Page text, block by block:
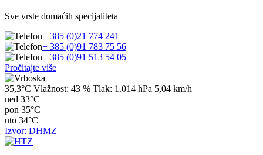
Sve vrste domaćih specijaliteta
+ 385 (0)21 774 241
+ 385 (0)91 783 75 56
+ 385 (0)91 513 54 05
Pročitajte više
35,3°C Vlažnost: 43 % Tlak: 1.014 hPa 5,04 km/h
ned 33°C
pon 35°C
uto 34°C
Izvor: DHMZ